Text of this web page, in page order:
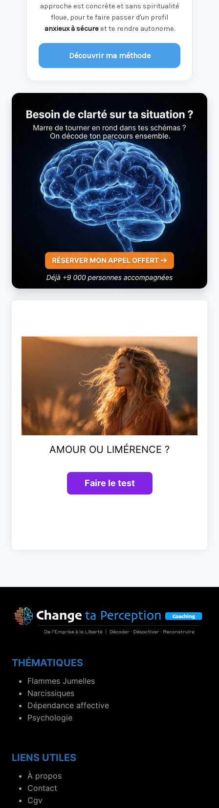
approche est concrète et sans spiritualité
floue, pour te faire passer d'un profil
anxieux à sécureet te rendre autonome.
Découvrir ma méthode
AMOUR OU LIMÉRENCE ?
THÉMATIQUES
Flammes Jumelles
Narcissiques
Dépendance affective
Psychologie
LIENS UTILES
À propos
Contact
Cgv